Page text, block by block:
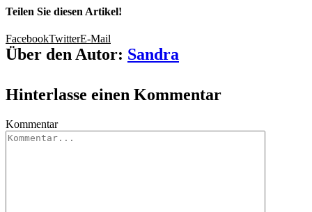
Teilen Sie diesen Artikel!
FacebookTwitterE-Mail
Über den Autor: Sandra
Hinterlasse einen Kommentar
Kommentar